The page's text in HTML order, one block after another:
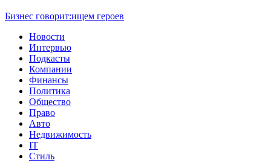
Бизнес говорит:ищем героев
Новости
Интервью
Подкасты
Компании
Финансы
Политика
Общество
Право
Авто
Недвижимость
IT
Стиль